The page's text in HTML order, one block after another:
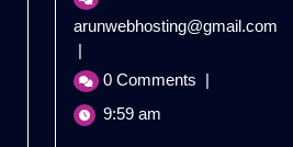
பனித்துளிகள்
arunwebhosting@gmail.com
|
0 Comments |
9:59 am